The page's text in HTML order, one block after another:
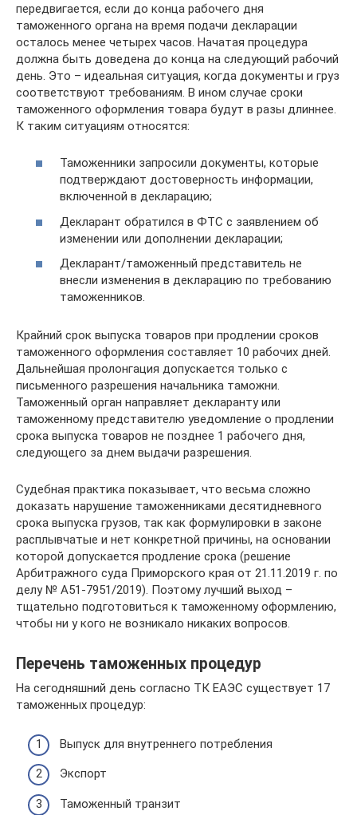
передвигается, если до конца рабочего дня
таможенного органа на время подачи декларации
осталось менее четырех часов. Начатая процедура
должна быть доведена до конца на следующий рабочий
день. Это – идеальная ситуация, когда документы и груз
соответствуют требованиям. В ином случае сроки
таможенного оформления товара будут в разы длиннее.
К таким ситуациям относятся:
Таможенники запросили документы, которые
подтверждают достоверность информации,
включенной в декларацию;
Декларант обратился в ФТС с заявлением об
изменении или дополнении декларации;
Декларант/таможенный представитель не
внесли изменения в декларацию по требованию
таможенников.
Крайний срок выпуска товаров при продлении сроков
таможенного оформления составляет 10 рабочих дней.
Дальнейшая пролонгация допускается только с
письменного разрешения начальника таможни.
Таможенный орган направляет декларанту или
таможенному представителю уведомление о продлении
срока выпуска товаров не позднее 1 рабочего дня,
следующего за днем выдачи разрешения.
Судебная практика показывает, что весьма сложно
доказать нарушение таможенниками десятидневного
срока выпуска грузов, так как формулировки в законе
расплывчатые и нет конкретной причины, на основании
которой допускается продление срока (решение
Арбитражного суда Приморского края от 21.11.2019 г. по
делу № А51-7951/2019). Поэтому лучший выход –
тщательно подготовиться к таможенному оформлению,
чтобы ни у кого не возникало никаких вопросов.
Перечень таможенных процедур
На сегодняшний день согласно ТК ЕАЭС существует 17
таможенных процедур:
Выпуск для внутреннего потребления
Экспорт
Таможенный транзит